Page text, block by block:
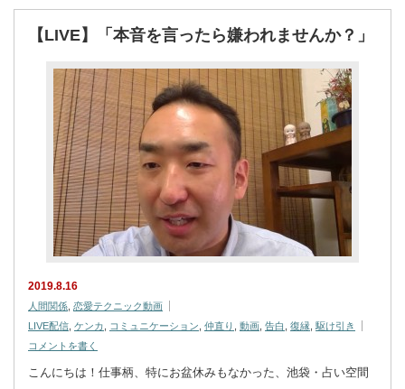
【LIVE】「本音を言ったら嫌われませんか？」
2019.8.16
人間関係, 恋愛テクニック動画
LIVE配信, ケンカ, コミュニケーション, 仲直り , 動画, 告白 , 復縁, 駆け引き
コメントを書く
こんにちは！仕事柄、特にお盆休みもなかった、池袋・占い空間